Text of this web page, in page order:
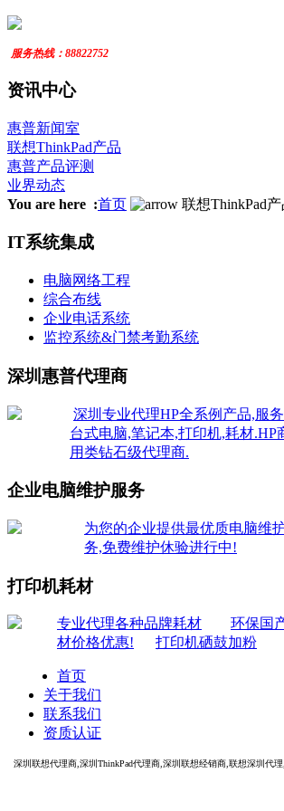
服务热线： 88822752
资讯中心
惠普新闻室
联想ThinkPad产品
惠普产品评测
业界动态
You are here :首页 联想ThinkPad产
IT系统集成
电脑网络工程
综合布线
企业电话系统
监控系统&门禁考勤系统
深圳惠普代理商
深圳专业代理HP全系例产品,服
台式电脑,笔记本,打印机,耗材.HP
用类钻石级代理商.
企业电脑维护服务
为您的企业提供最优质电脑维
务,免费维护休验进行中!
打印机耗材
专业代理各种品牌耗材
环保国
材价格优惠!
打印机硒鼓加粉
首页
关于我们
联系我们
资质认证
深圳联想代理商,深圳ThinkPad代理商,深圳联想经销商,联想深圳代